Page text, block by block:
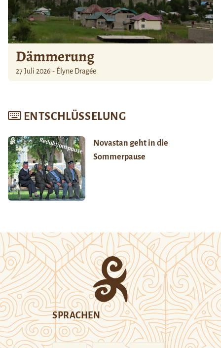
Dämmerung
27 Juli 2026 - Élyne Dragée
ENTSCHLÜSSELUNG
Novastan geht in die
Sommerpause
SPRACHEN